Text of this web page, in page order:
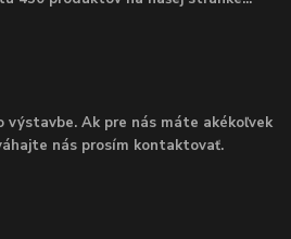
výstavbe. Ak pre nás máte akékoľvek
nás prosím kontaktovať.